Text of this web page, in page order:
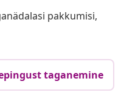
pakkumisi,
taganemine